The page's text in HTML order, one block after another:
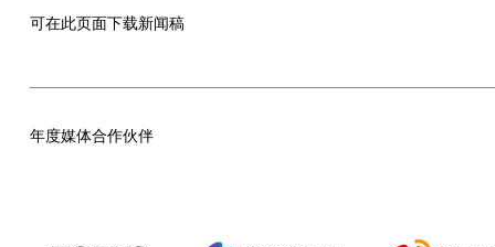
可在此页面下载新闻稿
年度媒体合作伙伴